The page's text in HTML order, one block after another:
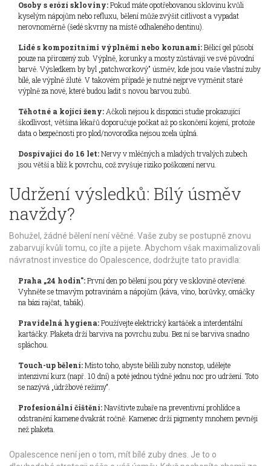
Osoby s erózí skloviny:Pokud máte opotřebovanou sklovinu kvůli
kyselým nápojům nebo refluxu, bělení může zvýšit citlivost a vypadat
nerovnoměrně (šedé skvrny na místě odhaleného dentinu).
Lidé s kompozitními výplněmi nebo korunami:Bělicí gel působí
pouze na přirozený zub. Výplně, korunky a mosty zůstávají ve své původní
barvě. Výsledkem by byl „patchworkový" úsměv, kde jsou vaše vlastní zuby
bílé, ale výplně žluté. V takovém případě je nutné nejprve vyměnit staré
výplně za nové, které budou ladit s novou barvou zubů.
Těhotné a kojící ženy: Ačkoli nejsou k dispozici studie prokazující
škodlivost, většina lékařů doporučuje počkat až po skončení kojení, protože
data o bezpečnosti pro plod/novorodka nejsou zcela úplná.
Dospívající do 16 let:Nervy v mléčných a mladých trvalých zubech
jsou větší a blíž k povrchu, což zvyšuje riziko poškození nervu.
Udržení výsledků: Bílý úsměv
navždy?
Bohužel, žádné bělení není věčné. Vaše zuby se postupně znovu
zabarvují kvůli tomu, co jíte a pijete. Abychom však maximalizovali
návratnost investice do Opalescence, dodržujte tato pravidla:
Praha „24 hodin":První den po bělení jsou póry ve sklovině otevřené.
Vyhněte se tmavým potravinám a nápojům (káva, víno, borůvky, omáčky
na bázi rajčat, tabák).
Pravidelná hygiena:Používejte elektrický kartáček a interdentální
kartáčky. Plaketa drží barviva na povrchu zubu. Bez ní se barviva snadno
spláchou.
Touch-up bělení:Místo toho, abyste bělili zuby nonstop, udělejte
intenzivní kurz (např. 10 dní) a poté jednou týdně jednu noc pro udržení. Toto
se nazývá „údržbové režimy“.
Profesionální čištění:Navštivte zubaře na preventivní prohlídce a
odstranění kamene dvakrát ročně. Kamenec drží pigmenty mnohem pevněji
než plaketa.
Opalescence není jen o tom, mít bílé zuby dnes. Je to o